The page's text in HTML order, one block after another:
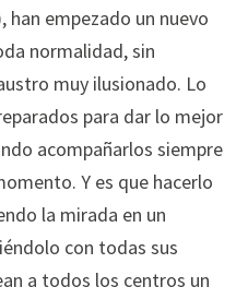
han empezado un nuevo
normalidad, sin
muy ilusionado. Lo
para dar lo mejor
acompañarlos siempre
Y es que hacerlo
la mirada en un
con todas sus
a todos los centros un